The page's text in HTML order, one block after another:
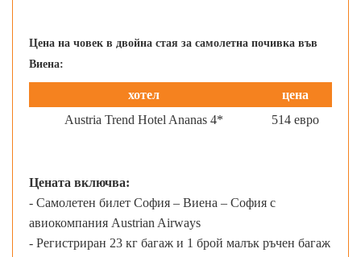
Цена на човек в двойна стая за самолетна почивка във
Виена:
хотел
цена
Austria Trend Hotel Ananas 4*
514 евро
Цената включва:
- Самолетен билет София – Виена – София с
авиокомпания Austrian Airways
- Регистриран 23 кг багаж и 1 брой малък ръчен багаж